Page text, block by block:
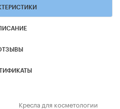
Кресла для косметологии